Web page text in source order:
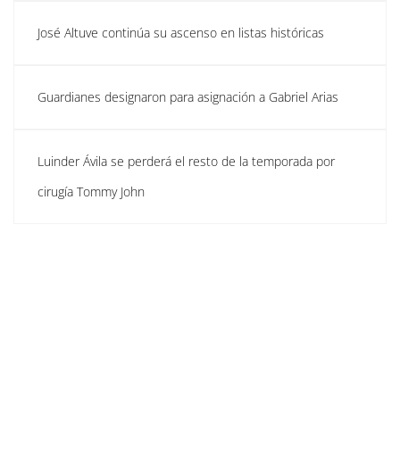
José Altuve continúa su ascenso en listas históricas
Guardianes designaron para asignación a Gabriel Arias
Luinder Ávila se perderá el resto de la temporada por
cirugía Tommy John